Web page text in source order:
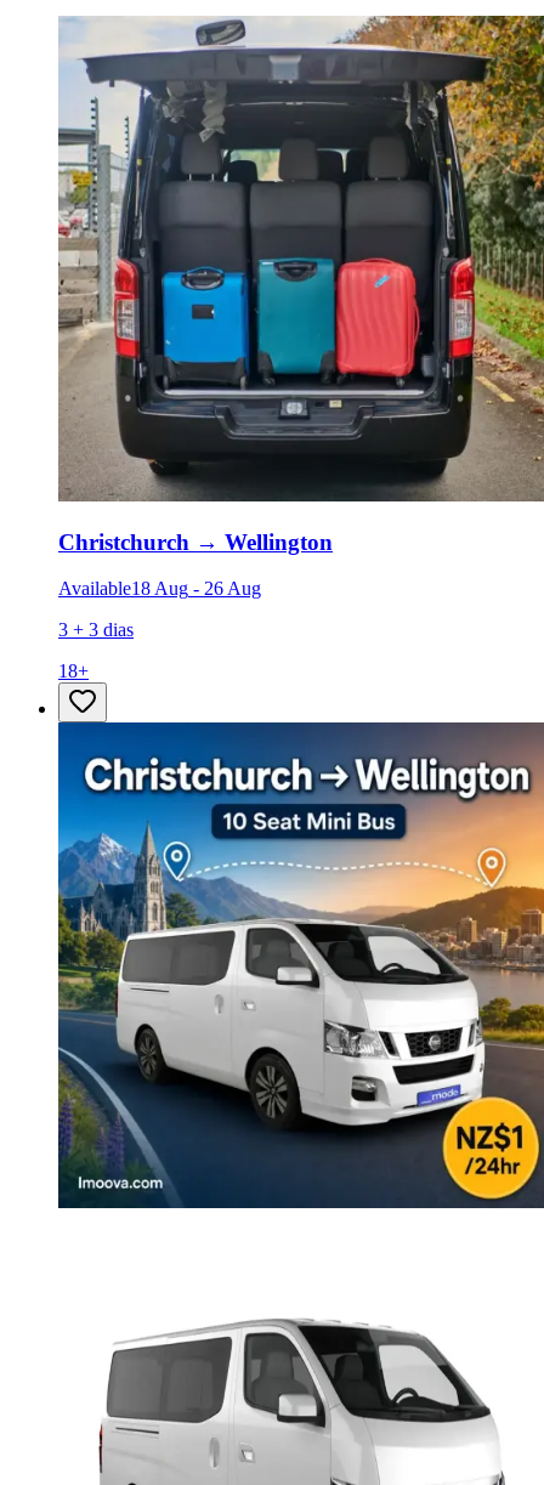
Christchurch → Wellington
Available18 Aug - 26 Aug
3 + 3 dias
18+